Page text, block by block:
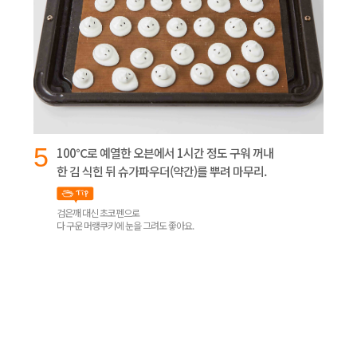
5 100℃로 예열한 오븐에서 1시간 정도 구워 꺼내
한 김 식힌 뒤 슈가파우더(약간)를 뿌려 마무리.
검은깨 대신 초코펜으로
다 구운 머랭쿠키에 눈을 그려도 좋아요.